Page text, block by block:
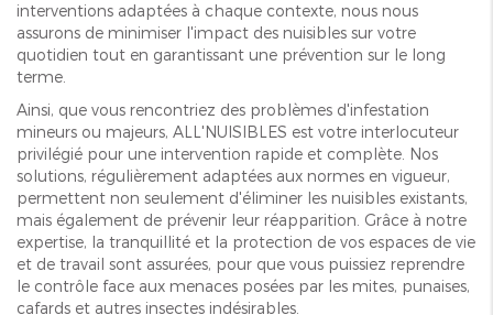
interventions adaptées à chaque contexte, nous nous
assurons de minimiser l'impact des nuisibles sur votre
quotidien tout en garantissant une prévention sur le long
terme.
Ainsi, que vous rencontriez des problèmes d'infestation
mineurs ou majeurs, ALL'NUISIBLES est votre interlocuteur
privilégié pour une intervention rapide et complète. Nos
solutions, régulièrement adaptées aux normes en vigueur,
permettent non seulement d'éliminer les nuisibles existants,
mais également de prévenir leur réapparition. Grâce à notre
expertise, la tranquillité et la protection de vos espaces de vie
et de travail sont assurées, pour que vous puissiez reprendre
le contrôle face aux menaces posées par les mites, punaises,
cafards et autres insectes indésirables.